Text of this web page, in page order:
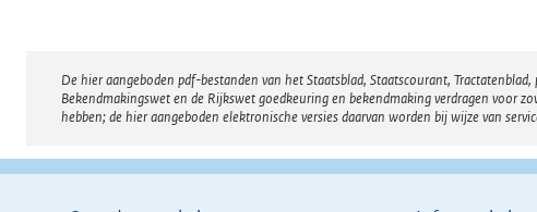
Disclaimer
De hier aangeboden pdf-bestanden van het Staatsblad, Staatscourant,
Bekendmakingswet en de Rijkswet goedkeuring en bekendmaking verdragen voor
hebben; de hier aangeboden elektronische versies daarvan worden bij wijze van